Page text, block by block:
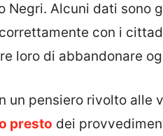
Negri. Alcuni dati sono
con i
loro di abbandonare
un pensiero rivolto alle
presto dei